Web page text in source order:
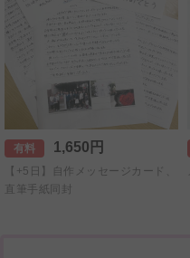
有料 1,650円
【+5日】自作メッセージカード、
直筆手紙同封